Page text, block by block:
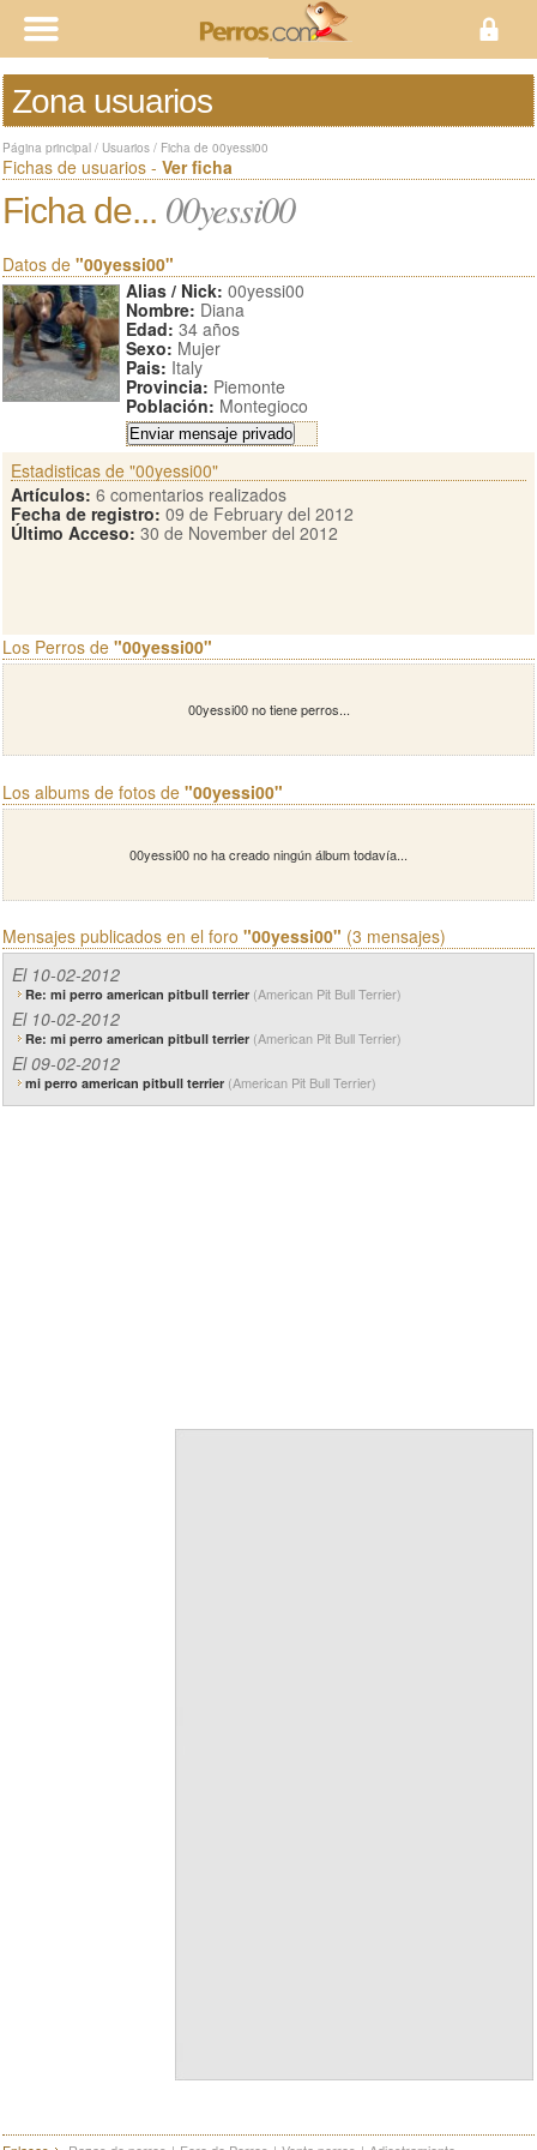
Zona usuarios
Página principal / Usuarios / Ficha de 00yessi00
Fichas de usuarios - Ver ficha
Ficha de... 00yessi00
Datos de "00yessi00"
Alias / Nick: 00yessi00
Nombre: Diana
Edad: 34 años
Sexo: Mujer
Pais: Italy
Provincia: Piemonte
Población: Montegioco
Estadisticas de "00yessi00"
Artículos: 6 comentarios realizados
Fecha de registro: 09 de February del 2012
Último Acceso: 30 de November del 2012
Los Perros de "00yessi00"
00yessi00 no tiene perros...
Los albums de fotos de "00yessi00"
00yessi00 no ha creado ningún álbum todavía...
Mensajes publicados en el foro "00yessi00" (3 mensajes)
El 10-02-2012
Re: mi perro american pitbull terrier (American Pit Bull Terrier)
El 10-02-2012
Re: mi perro american pitbull terrier (American Pit Bull Terrier)
El 09-02-2012
mi perro american pitbull terrier (American Pit Bull Terrier)